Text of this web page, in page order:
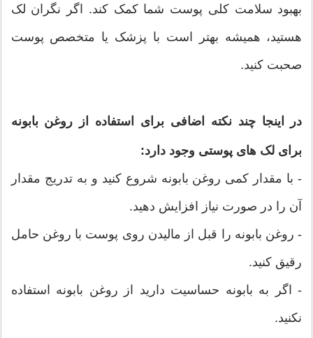
بهبود سلامت کلی پوست شما کمک کند. اگر نگران لک
هستید، همیشه بهتر است با پزشک یا متخصص پوست
صحبت کنید.
در اینجا چند نکته اضافی برای استفاده از روغن بابونه
برای لک های پوستی وجود دارد:
- با مقدار کمی روغن بابونه شروع کنید و به تدریج مقدار
آن را در صورت نیاز افزایش دهید.
- روغن بابونه را قبل از مالیدن روی پوست با روغن حامل
رقیق کنید.
- اگر به بابونه حساسیت دارید از روغن بابونه استفاده
نکنید.